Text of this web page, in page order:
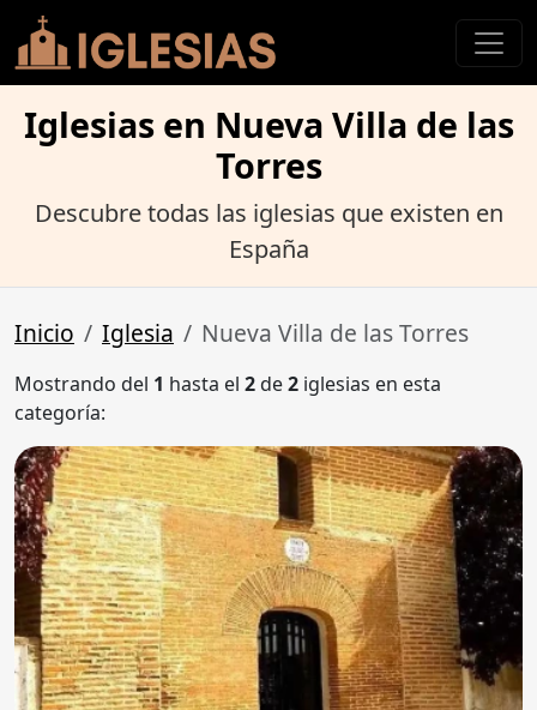
Iglesias en Nueva Villa de las
Torres
Descubre todas las iglesias que existen en
España
Inicio Iglesia Nueva Villa de las Torres
Mostrando del 1 hasta el 2de2 iglesias en esta
categoría: